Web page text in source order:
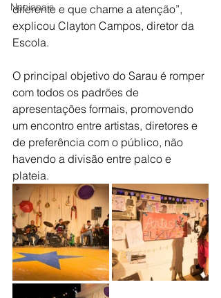
Nacionais
diferente e que chame a atenção”,
explicou Clayton Campos, diretor da
Escola.
O principal objetivo do Sarau é romper
com todos os padrões de
apresentações formais, promovendo
um encontro entre artistas, diretores e
de preferência com o público, não
havendo a divisão entre palco e
plateia.